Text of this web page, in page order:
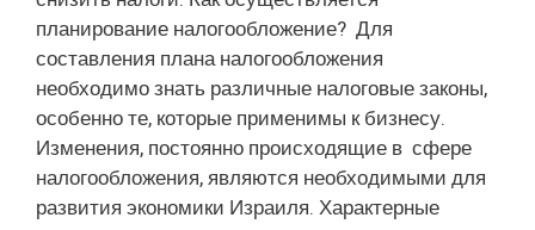
планирование налогообложение? Для
составления плана налогообложения
необходимо знать различные налоговые законы,
особенно те, которые применимы к бизнесу.
Изменения, постоянно происходящие в сфере
налогообложения, являются необходимыми для
развития экономики Израиля. Характерные